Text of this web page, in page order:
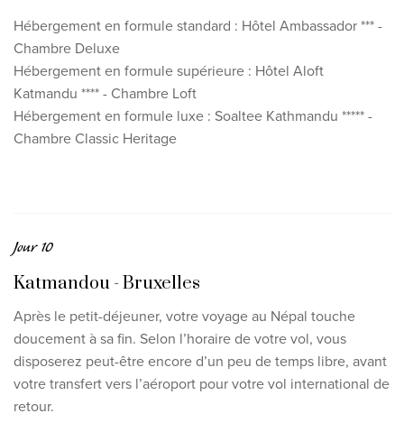
Hébergement en formule standard : Hôtel Ambassador *** -
Chambre Deluxe
Hébergement en formule supérieure : Hôtel Aloft
Katmandu **** - Chambre Loft
Hébergement en formule luxe : Soaltee Kathmandu ***** -
Chambre Classic Heritage
Jour 10
Katmandou - Bruxelles
Après le petit-déjeuner, votre voyage au Népal touche
doucement à sa fin. Selon l’horaire de votre vol, vous
disposerez peut-être encore d’un peu de temps libre, avant
votre transfert vers l’aéroport pour votre vol international de
retour.